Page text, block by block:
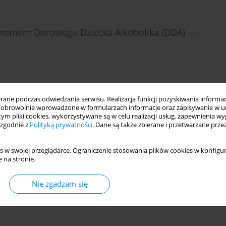
podczas odwiedzania serwisu. Realizacja funkcji pozyskiwania
wprowadzone w formularzach informacje oraz zapisywanie w
pliki cookies, wykorzystywane są w celu realizacji usług, zapewnienia
z Polityką prywatności. Dane są także zbierane i przetwarzane
w swojej przeglądarce. Ograniczenie stosowania plików cookies w
na stronie.
Nie zgadzam się
Dorosłego Dziecka Alkoholika (DDA) —
PSYCHOLOGICZNA, PSYCHOTERAPIA